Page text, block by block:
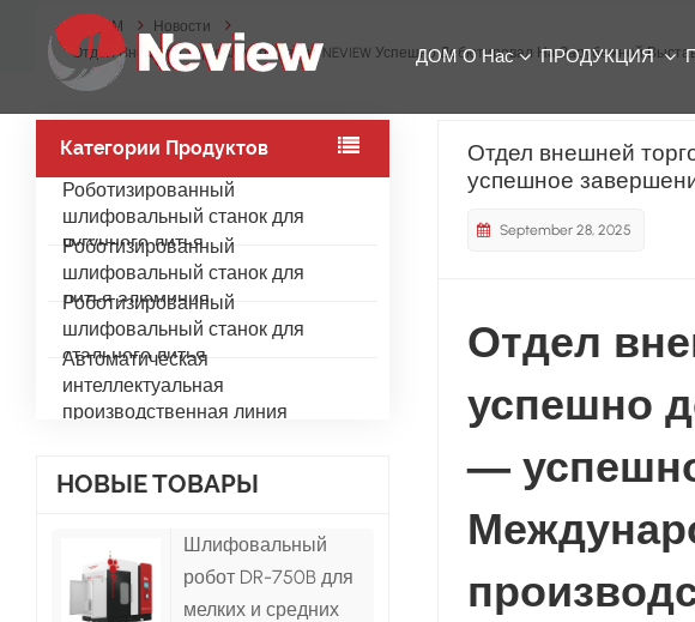
ДОМ О Нас ПРОДУКЦИЯ
ДОМ
Новости
Отдел Внешней Торговли Компании NEVIEW Успешно Дебютировал На Зарубежной
Категории Продуктов
Роботизированный
шлифовальный станок для
чугунного литья
Роботизированный
шлифовальный станок для
литья алюминия
Роботизированный
шлифовальный станок для
стального литья
Автоматическая
интеллектуальная
производственная линия
НОВЫЕ ТОВАРЫ
Шлифовальный
робот DR-750B для
мелких и средних
Отдел внешней
успешное
September 28, 2025
Отдел
успешно
—